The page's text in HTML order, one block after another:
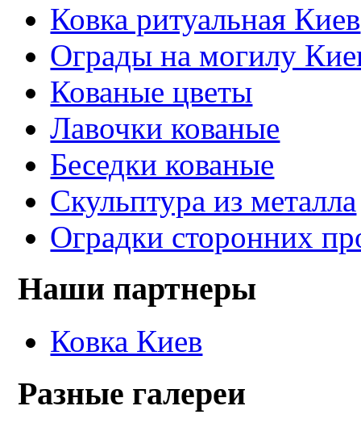
Ковка ритуальная Киев
Ограды на могилу
Кованые цветы
Лавочки кованые
Беседки кованые
Скульптура из металла
Оградки сторонних
Наши партнеры
Ковка Киев
Разные галереи